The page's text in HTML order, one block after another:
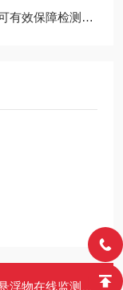
检测工作正常开展
（核心部件采用进口）